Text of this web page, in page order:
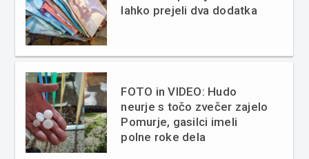
lahko prejeli dva dodatka
FOTO in VIDEO: Hudo
neurje s točo zvečer zajelo
Pomurje, gasilci imeli
polne roke dela